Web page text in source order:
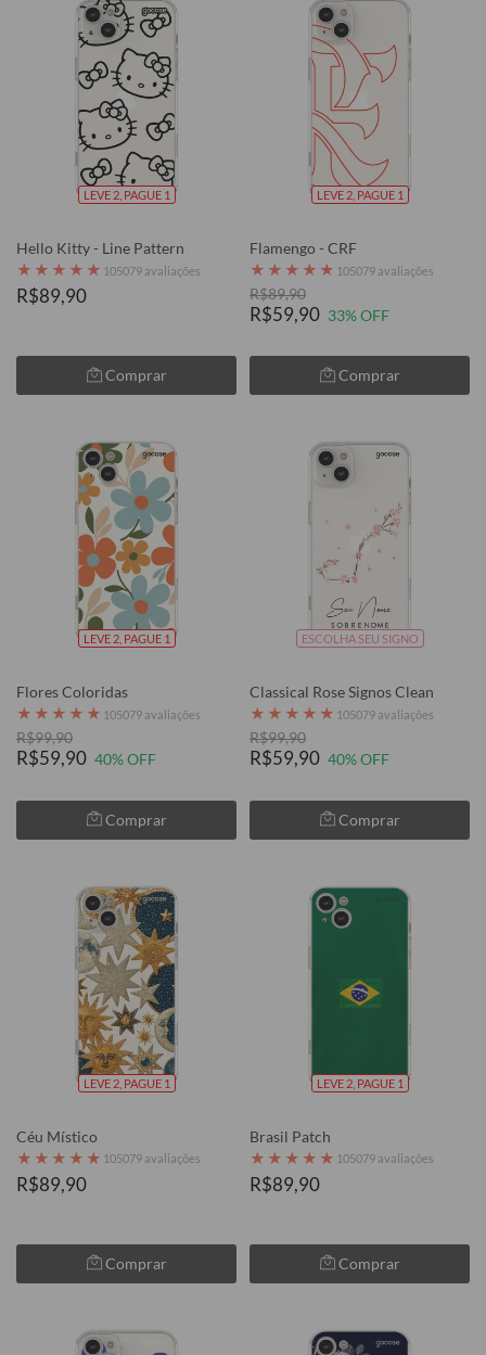
LEVE 2, PAGUE 1
Hello Kitty - Line Pattern
★ ★ ★ ★ ★ 105079 avaliações
R$89,90
Comprar
LEVE 2, PAGUE 1
Flamengo - CRF
★ ★ ★ ★ ★ 105079 avaliações
R$89,90
R$59,90 33% OFF
Comprar
LEVE 2, PAGUE 1
Flores Coloridas
★ ★ ★ ★ ★ 105079 avaliações
R$99,90
R$59,90 40% OFF
Comprar
ESCOLHA SEU SIGNO
Classical Rose Signos Clean
★ ★ ★ ★ ★ 105079 avaliações
R$99,90
R$59,90 40% OFF
Comprar
LEVE 2, PAGUE 1
Céu Místico
★ ★ ★ ★ ★ 105079 avaliações
R$89,90
Comprar
LEVE 2, PAGUE 1
Brasil Patch
★ ★ ★ ★ ★ 105079 avaliações
R$89,90
Comprar